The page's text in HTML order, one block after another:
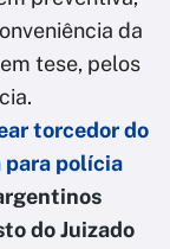
da
tese, pelos
torcedor do
para polícia
do Juizado